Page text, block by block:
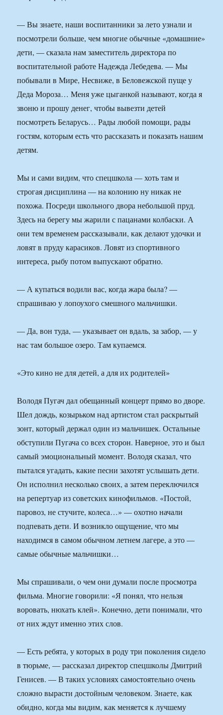
— Вы знаете, наши воспитанники за лето узнали и
посмотрели больше, чем многие обычные «домашние»
дети, — сказала нам заместитель директора по
воспитательной работе Надежда Лебедева. — Мы
побывали в Мире, Несвиже, в Беловежской пуще у
Деда Мороза… Меня уже цыганкой называют, когда я
звоню и прошу денег, чтобы вывезти детей
посмотреть Беларусь… Рады любой помощи, рады
гостям, которым есть что рассказать и показать нашим
детям.
Мы и сами видим, что спецшкола — хоть там и
строгая дисциплина — на колонию ну никак не
похожа. Посреди школьного двора небольшой пруд.
Здесь на берегу мы жарили с пацанами колбаски. А
они тем временем рассказывали, как делают удочки и
ловят в пруду карасиков. Ловят из спортивного
интереса, рыбу потом выпускают обратно.
— А купаться водили вас, когда жара была? —
спрашиваю у лопоухого смешного мальчишки.
— Да, вон туда, — указывает он вдаль, за забор, — у
нас там большое озеро. Там купаемся.
«Это кино не для детей, а для их родителей»
Володя Пугач дал обещанный концерт прямо во дворе.
Шел дождь, козырьком над артистом стал раскрытый
зонт, который держал один из мальчишек. Остальные
обступили Пугача со всех сторон. Наверное, это и был
самый эмоциональный момент. Володя сказал, что
пытался угадать, какие песни захотят услышать дети.
Он исполнил несколько своих, а затем переключился
на репертуар из советских кинофильмов. «Постой,
паровоз, не стучите, колеса…» — охотно начали
подпевать дети. И возникло ощущение, что мы
находимся в самом обычном летнем лагере, а это —
самые обычные мальчишки…
Мы спрашивали, о чем они думали после просмотра
фильма. Многие говорили: «Я понял, что нельзя
воровать, нюхать клей». Конечно, дети понимали, что
от них ждут именно этих слов.
— Есть ребята, у которых в роду три поколения сидело
в тюрьме, — рассказал директор спецшколы Дмитрий
Генисев. — В таких условиях самостоятельно очень
сложно вырасти достойным человеком. Знаете, как
обидно, когда мы видим, как меняется к лучшему